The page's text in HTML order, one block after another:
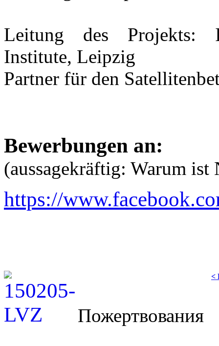
Leitung des Projekts:
Institute, Leipzig
Partner für den
Bewerbungen an:
(aussagekräftig: Warum
https://
<
Пожертвования